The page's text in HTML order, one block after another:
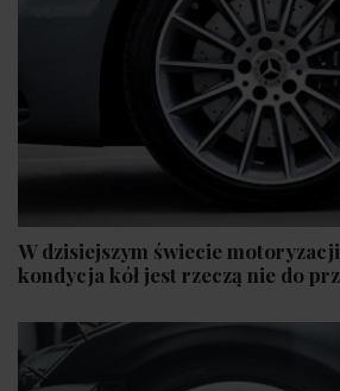
W dzisiejszym świecie motoryzacji
kondycja kół jest rzeczą nie do